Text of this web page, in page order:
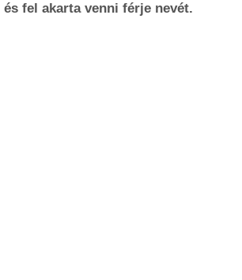
fel akarta venni férje nevét.